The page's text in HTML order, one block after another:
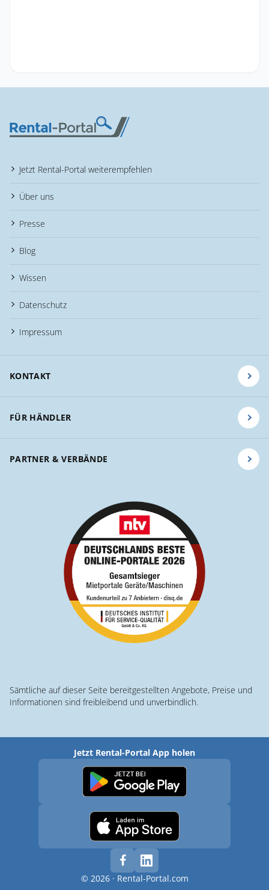
Jetzt Rental-Portal weiterempfehlen
Über uns
Presse
Blog
Wissen
Datenschutz
Impressum
KONTAKT
FÜR HÄNDLER
PARTNER & VERBÄNDE
Sämtliche auf dieser Seite bereitgestellten Angebote, Preise und
Informationen sind freibleibend und unverbindlich.
Jetzt Rental-Portal App holen
© 2026 · Rental-Portal.com